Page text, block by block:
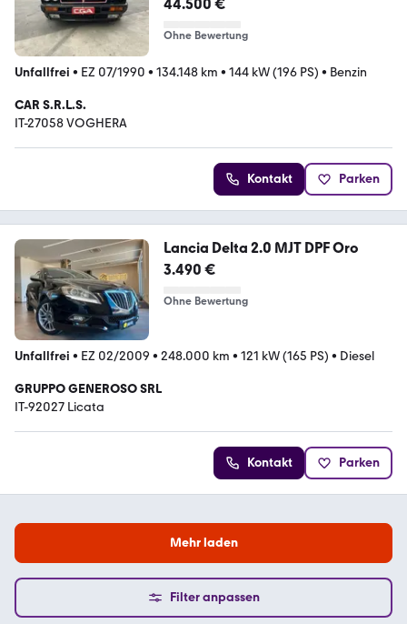
44.500 €
Ohne Bewertung
Unfallfrei • EZ 07/1990 • 134.148 km • 144 kW (196 PS) • Benzin
CAR S.R.L.S.
IT-27058 VOGHERA
Kontakt Parken
Lancia Delta 2.0 MJT DPF Oro
3.490 €
Ohne Bewertung
Unfallfrei • EZ 02/2009 • 248.000 km • 121 kW (165 PS) • Diesel
GRUPPO GENEROSO SRL
IT-92027 Licata
Kontakt Parken
Mehr laden
Filter anpassen